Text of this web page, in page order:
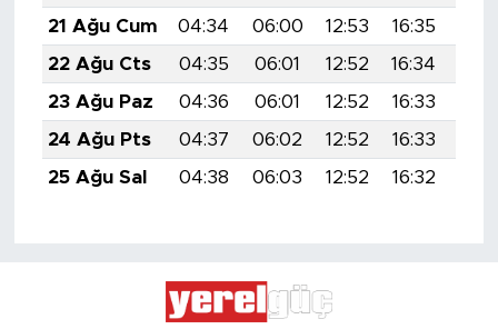
21 Ağu Cum
04:34 06:00 12:53 16:35
22 Ağu Cts
04:35 06:01 12:52 16:34
23 Ağu Paz
04:36 06:01 12:52 16:33
24 Ağu Pts
04:37 06:02 12:52 16:33
25 Ağu Sal
04:38 06:03 12:52 16:32